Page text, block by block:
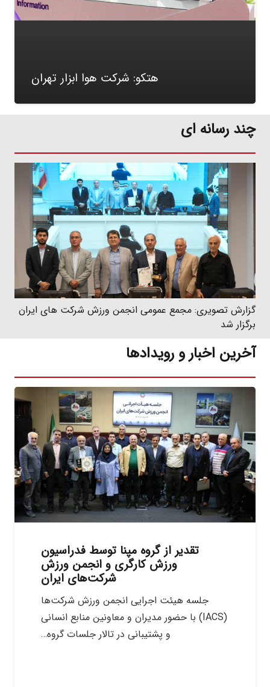
هتکو: شرکت هوا ابزار تهران
چند رسانه ای
نماهنگ| نخستین دوره مسابقات بین المللی ورزش شرکت ها،
روسیه ۲۰۲۲
آخرین اخبار و رویدادها
تقدیر از گروه مپنا توسط فدراسیون
ورزش کارگری و انجمن ورزش
شرکت‌های ایران
جلسه هیئت اجرایی انجمن ورزش شرکت‌ها
(IACS) با حضور مدیران و معاونین منابع انسانی
و پشتیبانی در تالار جلسات گروه…